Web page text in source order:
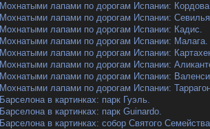
Мохнатыми лапами по дорогам Испании:
Мохнатыми лапами по дорогам Испании:
Мохнатыми лапами по дорогам Испании: Кадис.
Мохнатыми лапами по дорогам Испании: Малага.
Мохнатыми лапами по дорогам Испании:
Мохнатыми лапами по дорогам Испании:
Мохнатыми лапами по дорогам Испании:
Мохнатыми лапами по дорогам Испании:
Барселона в картинках: парк Гуэль.
Барселона в картинках: парк Guinardo.
Барселона в картинках: собор Святого